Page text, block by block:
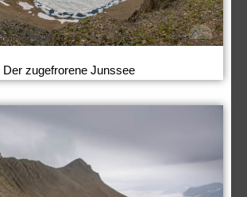
Der zugefrorene Junssee